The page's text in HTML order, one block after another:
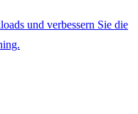
und verbessern Sie die